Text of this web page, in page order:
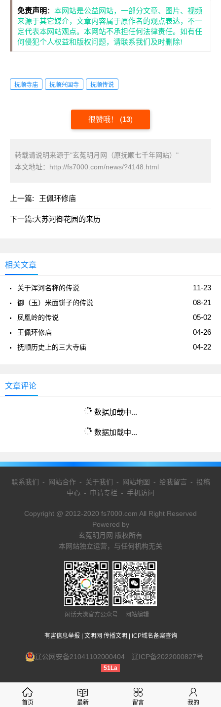
免责声明 ： 本网站是公益网站，一部分文章、图片、视频
来源于其它媒介，文章内容属于原作者的观点表达，不一
定代表本网站观点。本网站不承担任何法律责任。如有任
何侵犯个人权益和版权问题，请联系我们及时删除!
抚顺寺庙 抚顺兴国寺 抚顺传说
很赞哦！ (13)
转载请说明来源于"玄菟明月网（原抚顺七千年网站）"
本文地址： http://fs7000.com/news/?4148.html
上一篇: 王佩环修庙
下一篇:大苏河御花园的来历
相关文章
11-23
关于浑河名称的传说
08-21
御（玉）米面饼子的传说
05-02
凤凰岭的传说
04-26
王佩环修庙
04-22
抚顺历史上的三大寺庙
文章评论
数据加载中...
数据加载中...
联系我们 - 网站合作- 关于我们 - 网站地图 - 给我留言 - 投稿
中心 - 申请专栏 - 手机访问
Copyright @ 2012-2020 fs7000.com All Right Reserved
Powered by
玄菟明月网 版权所有
本网站独立运营，与任何机构无关
闲话大潦官方公众号 网站编辑
有害信息举报 文明网 传播文明 ICP域名备案查询
辽公网安备21041102000404 辽ICP备2022000827号
51La
首页 最新 留言 我的